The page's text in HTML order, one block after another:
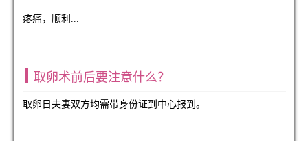
疼痛，顺利...
取卵术前后要注意什么？
取卵日夫妻双方均需带身份证到中心报到。